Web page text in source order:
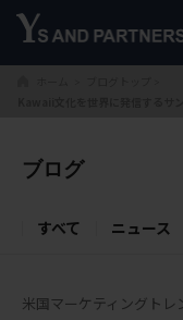
ブログ
すべて ニュース
米国マーケティングトレ